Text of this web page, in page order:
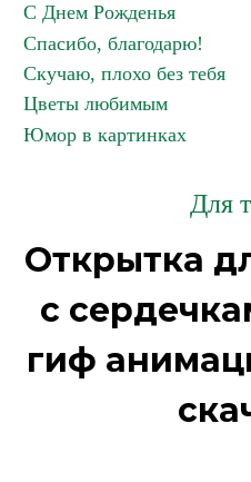
С Днем Рожденья
Спасибо, благодарю!
Скучаю, плохо без тебя
Цветы любимым
Юмор в картинках
Для
Открытка
с
гиф